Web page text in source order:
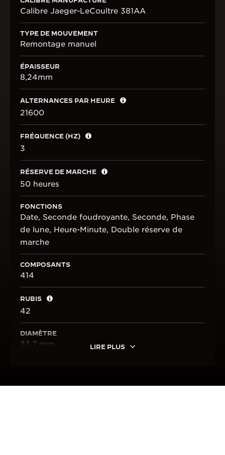
Calibre Jaeger-LeCoultre 381AA
TYPE DE MOUVEMENT
Remontage manuel
ÉPAISSEUR
8,24mm
ALTERNANCES PAR HEURE
21600
FRÉQUENCE (HZ)
3
RÉSERVE DE MARCHE
50 heures
FONCTIONS
Date, Seconde foudroyante, Seconde, Phase
de lune, Heure-Minute, Double réserve de
marche
COMPOSANTS
414
RUBIS
42
DIAMÈTRE
33.7 mm LIRE PLUS